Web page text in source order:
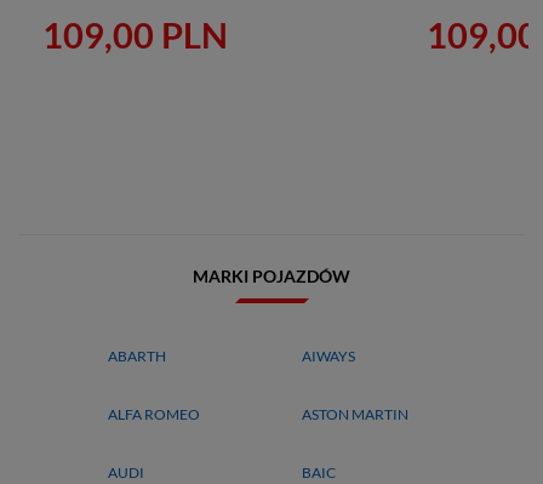
109,00 PLN
MARKI POJAZDÓW
ABARTH AIWAYS
ALFA ROMEO ASTON MARTIN
AUDI BAIC